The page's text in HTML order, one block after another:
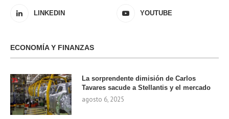
LINKEDIN YOUTUBE
ECONOMÍA Y FINANZAS
La sorprendente dimisión de Carlos
Tavares sacude a Stellantis y el mercado
agosto 6, 2025